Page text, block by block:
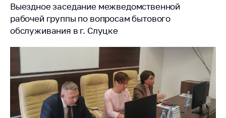
Выездное заседание межведомственной
рабочей группы по вопросам бытового
обслуживания в г. Слуцке